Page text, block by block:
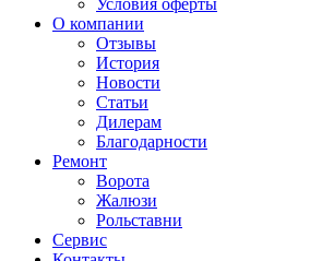
Условия оферты
О компании
Отзывы
История
Новости
Статьи
Дилерам
Благодарности
Ремонт
Ворота
Жалюзи
Рольставни
Сервис